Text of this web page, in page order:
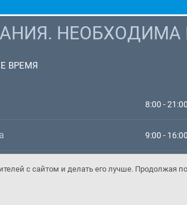
с сайтом и делать его лучше. Продолжая
НЕОБХОДИМА
ВРЕМЯ
8:00 - 21:00
9:00 - 16:00
9:00 - 16:00